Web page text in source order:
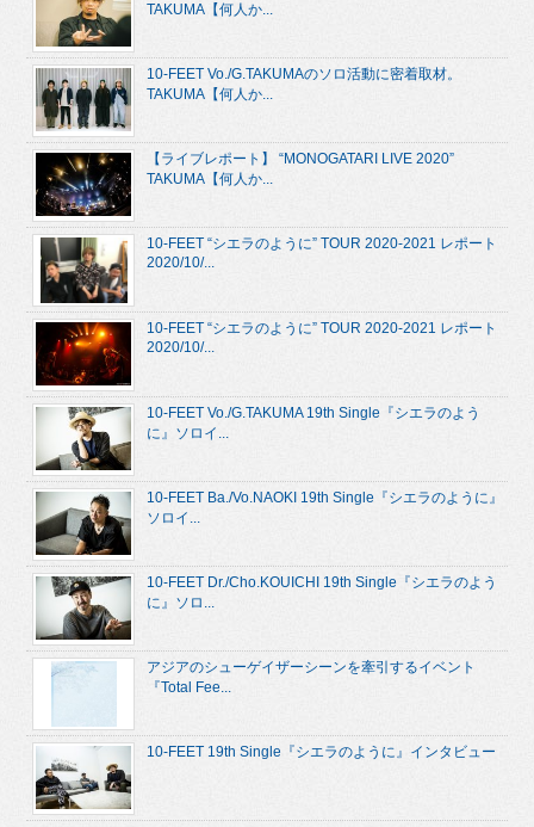
TAKUMA【何人か...
10-FEET Vo./G.TAKUMAのソロ活動に密着取材。
TAKUMA【何人か...
【ライブレポート】 “MONOGATARI LIVE 2020”
TAKUMA【何人か...
10-FEET “シエラのように” TOUR 2020-2021 レポート
2020/10/...
10-FEET “シエラのように” TOUR 2020-2021 レポート
2020/10/...
10-FEET Vo./G.TAKUMA 19th Single『シエラのよう
に』ソロイ...
10-FEET Ba./Vo.NAOKI 19th Single『シエラのように』
ソロイ...
10-FEET Dr./Cho.KOUICHI 19th Single『シエラのよう
に』ソロ...
アジアのシューゲイザーシーンを牽引するイベント
『Total Fee...
10-FEET 19th Single『シエラのように』インタビュー